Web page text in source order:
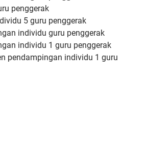
penggerak
5 guru penggerak
individu guru penggerak
individu 1 guru penggerak
pendampingan individu 1 guru